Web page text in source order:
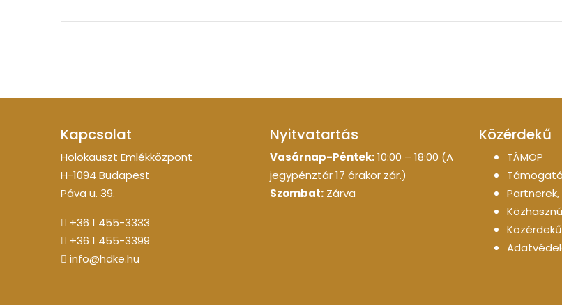
Kapcsolat
Holokauszt Emlékközpont
H-1094 Budapest
Páva u. 39.
+36 1 455-3333
+36 1 455-3399
info@hdke.hu
Nyitvatartás
Vasárnap-Péntek:10:00 – 18:00 (A
jegypénztár 17 órakor zár.)
Szombat: Zárva
Közérdekű
TÁMOP